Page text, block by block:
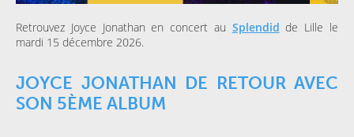
Retrouvez Joyce Jonathan en concert au Splendid de Lille le
mardi 15 décembre 2026.
JOYCE JONATHAN DE RETOUR AVEC
SON 5ÈME ALBUM